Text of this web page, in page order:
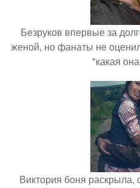
Безруков впервые за
женой, но фанаты не
"какая
Виктория боня раскрыла,